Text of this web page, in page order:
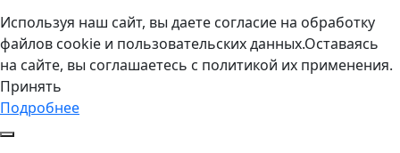
Используя наш сайт, вы даете согласие на обработку
файлов cookie и пользовательских данных.Оставаясь
на сайте, вы соглашаетесь с политикой их применения.
Принять
Подробнее